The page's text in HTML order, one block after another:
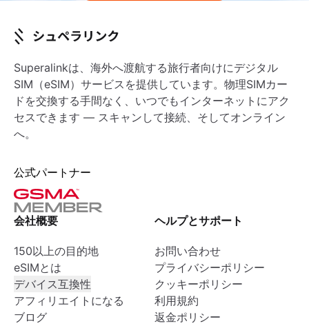
Superalinkは、海外へ渡航する旅行者向けにデジタル
SIM（eSIM）サービスを提供しています。物理SIMカー
ドを交換する手間なく、いつでもインターネットにアク
セスできます — スキャンして接続、そしてオンライン
へ。
公式パートナー
会社概要
150以上の目的地
eSIMとは
デバイス互換性
アフィリエイトになる
ブログ
ヘルプとサポート
お問い合わせ
プライバシーポリシー
クッキーポリシー
利用規約
返金ポリシー